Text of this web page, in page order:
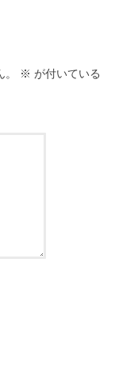
※ が付いている